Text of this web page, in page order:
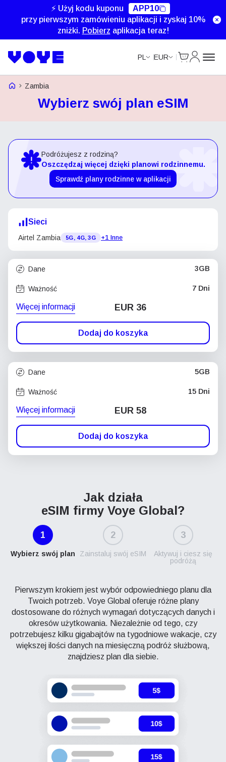
⚡ Użyj kodu kuponu
APP10
przy pierwszym zamówieniu aplikacji i zyskaj 10%
zniżki. Pobierz aplikacja teraz!
PL EUR
Strona główna Voye
Zambia
Wybierz swój plan eSIM
Podróżujesz z rodziną?
Oszczędzaj więcej dzięki planowi rodzinnemu.
Sprawdź plany rodzinne w aplikacji
Sieci
Airtel Zambia 5G, 4G, 3G +1 Inne
Dane 3GB
Ważność 7 Dni
Więcej informacji EUR 36
Dodaj do koszyka
Dane 5GB
Ważność 15 Dni
Więcej informacji EUR 58
Dodaj do koszyka
Jak działa
eSIM firmy Voye Global?
1
Wybierz swój plan
2
Zainstaluj swój eSIM
3
Aktywuj i ciesz się
podróżą
Pierwszym krokiem jest wybór odpowiedniego planu dla
Twoich potrzeb. Voye Global oferuje różne plany
dostosowane do różnych wymagań dotyczących danych i
okresów użytkowania. Niezależnie od tego, czy
potrzebujesz kilku gigabajtów na tygodniowe wakacje, czy
większej ilości danych na miesięczną podróż służbową,
znajdziesz plan dla siebie.